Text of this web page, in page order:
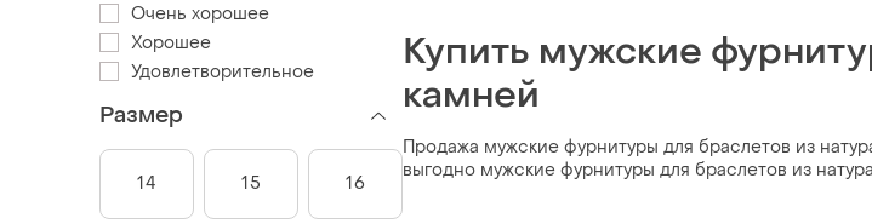
Купить мужские
камней
Продажа мужские фурнитуры для браслетов из
выгодно мужские фурнитуры для браслетов из
Очень хорошее
Хорошее
Удовлетворительное
Размер
14 15 16